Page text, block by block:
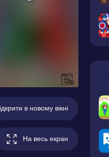
в новому вікні
На весь екран